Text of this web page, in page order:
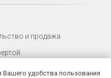
удобства пользования
и продажа